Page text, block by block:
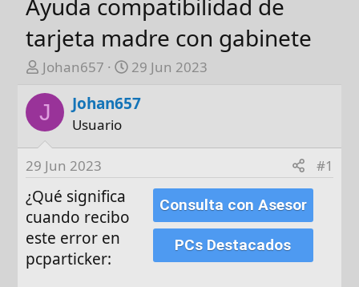
Ayuda compatibilidad de
tarjeta madre con gabinete
A
t
o
r
Johan657
F
c
e
29 Jun 2023
J Johan657
Usuario
29 Jun 2023 #1
Consulta con Asesor
PCs Destacados
¿Qué significa
cuando recibo
este error en
pcparticker: